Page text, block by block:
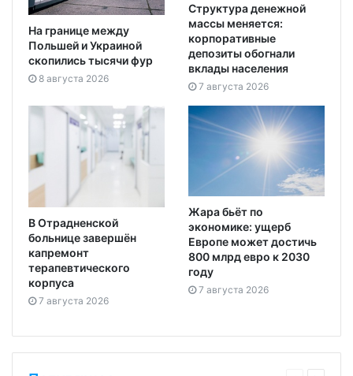
На границе между
Польшей и Украиной
скопились тысячи фур
8 августа 2026
Структура денежной
массы меняется:
корпоративные
депозиты обогнали
вклады населения
7 августа 2026
В Отрадненской
больнице завершён
капремонт
терапевтического
корпуса
7 августа 2026
Жара бьёт по
экономике: ущерб
Европе может достичь
800 млрд евро к 2030
году
7 августа 2026